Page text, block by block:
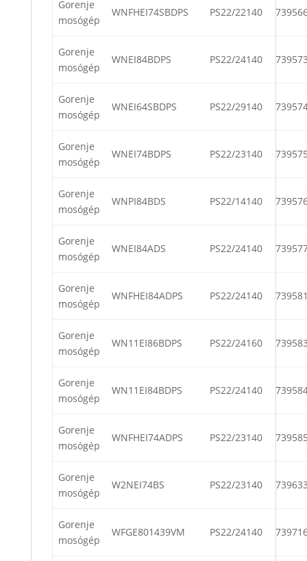
Gorenje
mosógép
WNFHEI74SBDPS PS22/22140
Gorenje
mosógép
WNEI84BDPS PS22/24140
Gorenje
mosógép
WNEI64SBDPS PS22/29140
Gorenje
mosógép
WNEI74BDPS PS22/23140
Gorenje
mosógép
WNPI84BDS PS22/14140
Gorenje
mosógép
WNEI84ADS PS22/24140
Gorenje
mosógép
WNFHEI84ADPS PS22/24140
Gorenje
mosógép
WN11EI86BDPS PS22/24160
Gorenje
mosógép
WN11EI84BDPS PS22/24140
Gorenje
mosógép
WNFHEI74ADPS PS22/23140
Gorenje
mosógép
W2NEI74BS PS22/23140
Gorenje
mosógép
WFGE801439VM PS22/24140